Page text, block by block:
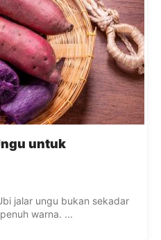
untuk
jalar ungu bukan sekadar
warna. ...